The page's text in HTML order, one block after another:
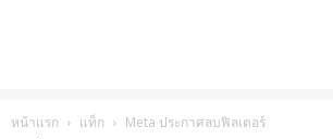
หน้าแรก แท็ก Meta ประกาศลบฟิลเตอร์